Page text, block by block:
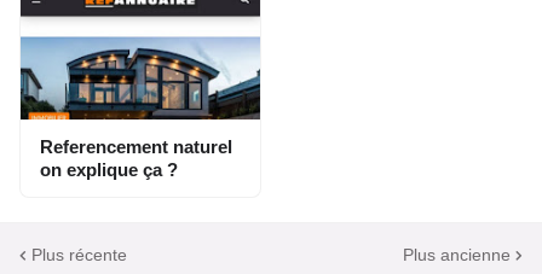
Referencement naturel
on explique ça ?
Plus récente Plus ancienne